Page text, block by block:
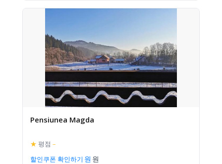
Pensiunea Magda
★ 평점 –
할인쿠폰 확인하기